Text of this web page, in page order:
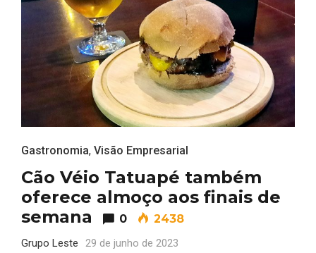
Gastronomia, Visão Empresarial
Cão Véio Tatuapé também
oferece almoço aos finais de
semana
0 2438
Grupo Leste 29 de junho de 2023